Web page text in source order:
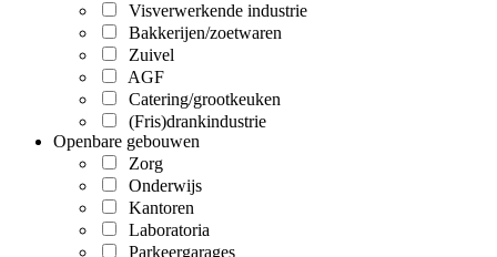
Visverwerkende industrie
Bakkerijen/zoetwaren
Zuivel
AGF
Catering/grootkeuken
(Fris)drankindustrie
Openbare gebouwen
Zorg
Onderwijs
Kantoren
Laboratoria
Parkeergarages